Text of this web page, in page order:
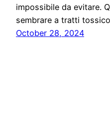
impossibile da evitare.
sembrare a tratti
October 28, 2024